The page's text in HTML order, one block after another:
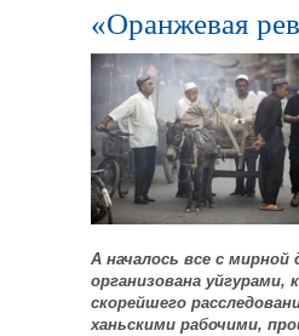
«Оранжевая
А началось все с
организована
скорейшего
ханьскими рабочими,